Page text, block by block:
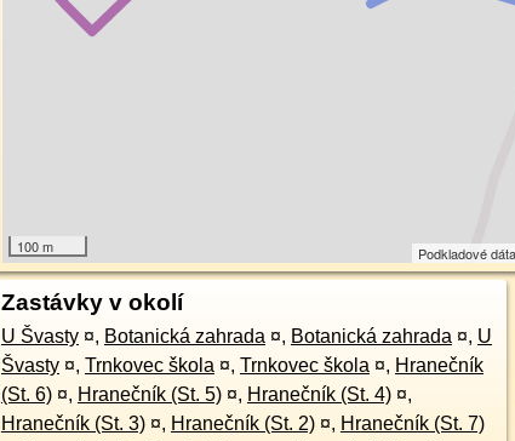
100 m Podkladové
Zastávky v okolí
U Švasty ¤, Botanická zahrada ¤, Botanická zahrada ¤, U
Švasty ¤, Trnkovec škola ¤, Trnkovec škola ¤, Hranečník
(St. 6) ¤, Hranečník (St. 5) ¤, Hranečník (St. 4) ¤,
Hranečník (St. 3) ¤, Hranečník (St. 2) ¤, Hranečník (St. 7)